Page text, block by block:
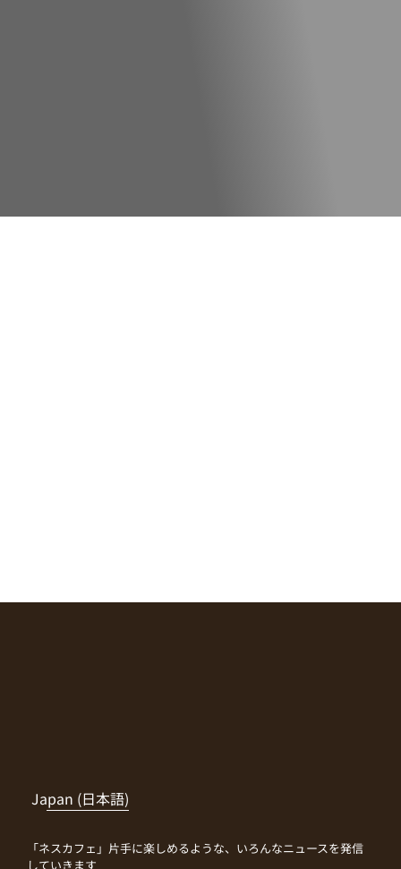
Japan (日本語)
「ネスカフェ」片手に楽しめるような、いろんなニュースを発信
していきます